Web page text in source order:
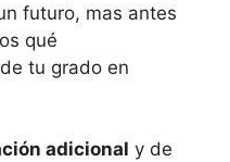
de
futuro, mas antes
qué
tu grado en
adicional y de